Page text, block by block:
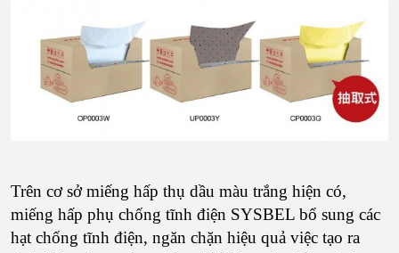
Trên cơ sở miếng hấp thụ dầu màu trắng hiện có,
miếng hấp phụ chống tĩnh điện SYSBEL bổ sung các
hạt chống tĩnh điện, ngăn chặn hiệu quả việc tạo ra